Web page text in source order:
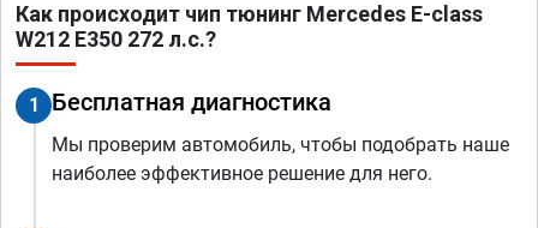
Как происходит чип тюнинг Mercedes E-class
W212 E350 272 л.с.?
1 Бесплатная диагностика
Мы проверим автомобиль, чтобы подобрать наше
наиболее эффективное решение для него.